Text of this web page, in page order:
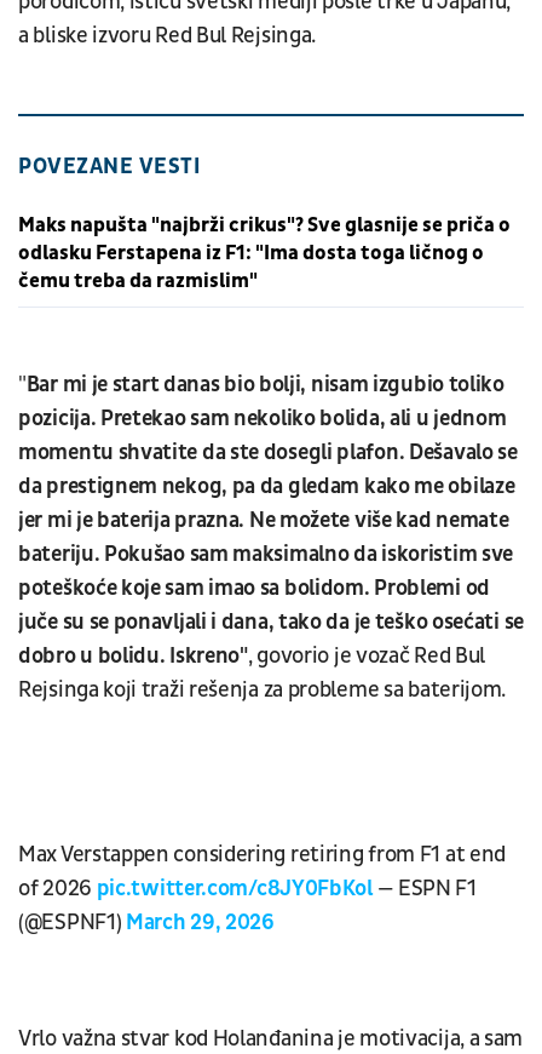
a bliske izvoru Red Bul Rejsinga.
POVEZANE VESTI
Maks napušta "najbrži crikus"? Sve glasnije se priča o
odlasku Ferstapena iz F1: "Ima dosta toga ličnog o
čemu treba da razmislim"
"Bar mi je start danas bio bolji, nisam izgubio toliko
pozicija. Pretekao sam nekoliko bolida, ali u jednom
momentu shvatite da ste dosegli plafon. Dešavalo se
da prestignem nekog, pa da gledam kako me obilaze
jer mi je baterija prazna. Ne možete više kad nemate
bateriju. Pokušao sam maksimalno da iskoristim sve
poteškoće koje sam imao sa bolidom. Problemi od
juče su se ponavljali i dana, tako da je teško osećati se
dobro u bolidu. Iskreno", govorio je vozač Red Bul
Rejsinga koji traži rešenja za probleme sa baterijom.
Max Verstappen considering retiring from F1 at end
of 2026 pic.twitter.com/c8JY0FbKol— ESPN F1
(@ESPNF1) March 29, 2026
Vrlo važna stvar kod Holanđanina je motivacija, a sam